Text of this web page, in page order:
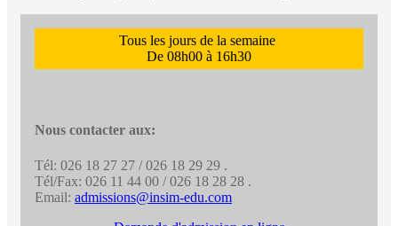
Tous les jours de la semaine
De 08h00 à 16h30
Nous contacter aux:
Tél: 026 18 27 27 / 026 18 29 29 .
Tél/Fax: 026 11 44 00 / 026 18 28 28 .
Email: admissions@insim-edu.com